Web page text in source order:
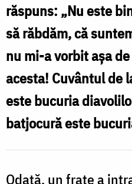
jignit
și
se
întrista
când
era
lăudat
Foto:
răspuns: „Nu este
să răbdăm, că
nu mi-a vorbit aşa
acesta! Cuvântul de
este bucuria
batjocură este
Odată, un frate a